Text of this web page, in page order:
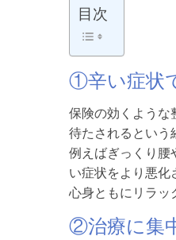
目次
①辛い症状
保険の効くような
待たされるという
例えばぎっくり腰
い症状をより悪化
心身ともにリラッ
②治療に集